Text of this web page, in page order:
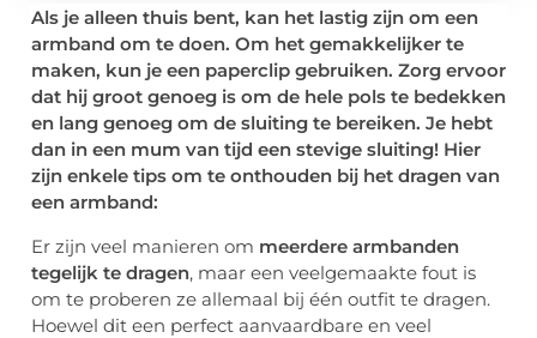
Als je alleen thuis bent, kan het lastig zijn om een
armband om te doen. Om het gemakkelijker te
maken, kun je een paperclip gebruiken. Zorg ervoor
dat hij groot genoeg is om de hele pols te bedekken
en lang genoeg om de sluiting te bereiken. Je hebt
dan in een mum van tijd een stevige sluiting! Hier
zijn enkele tips om te onthouden bij het dragen van
een armband:
Er zijn veel manieren om meerdere armbanden
tegelijk te dragen, maar een veelgemaakte fout is
om te proberen ze allemaal bij één outfit te dragen.
Hoewel dit een perfect aanvaardbare en veel